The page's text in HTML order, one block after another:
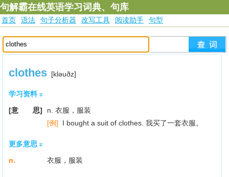
句解霸在线英语学习词典、句库
首页 语法 句子分析器 改写工具 阅读助手 句型
clothes [klәuðz]
学习资料
[意 思]
n. 衣服，服装
[例] I bought a suit of clothes. 我买了一套衣服。
更多意思
n. 衣服，服装